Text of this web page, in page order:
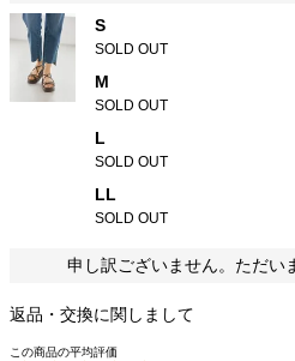
S
SOLD OUT
M
SOLD OUT
L
SOLD OUT
LL
SOLD OUT
申し訳ございません。ただい
返品・交換に関しまして